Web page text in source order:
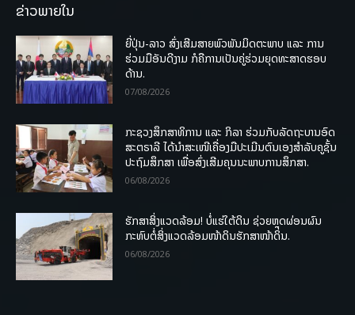
ຂ່າວພາຍໃນ
ຍີ່ປຸ່ນ-ລາວ ສົ່ງເສີມສາຍພົວພັນມິດຕະພາບ ແລະ ການ
ຮ່ວມມືອັນດີງາມ ກໍຄືການເປັນຄູ່ຮ່ວມຍຸດທະສາດຮອບ
ດ້ານ.
07/08/2026
ກະຊວງສຶກສາທິການ ແລະ ກິລາ ຮ່ວມກັບລັດຖະບານອົດ
ສະຕຣາລີ ໄດ້ນຳສະເໜີເຄື່ອງມືປະເມີນຕົນເອງສຳລັບຄູຊັ້ນ
ປະຖົມສຶກສາ ເພື່ອສົ່ງເສີມຄຸນນະພາບການສຶກສາ.
06/08/2026
ຮັກສາສິ່ງແວດລ້ອມ! ບໍ່ແຮ່ໃຕ້ດິນ ຊ່ວຍຫຼຸດຜ່ອນຜົນ
ກະທົບຕໍ່ສິ່ງແວດລ້ອມໜ້າດິນຮັກສາໜ້າດິນ.
06/08/2026